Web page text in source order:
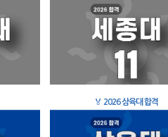
🏅 2026 삼육대 합격